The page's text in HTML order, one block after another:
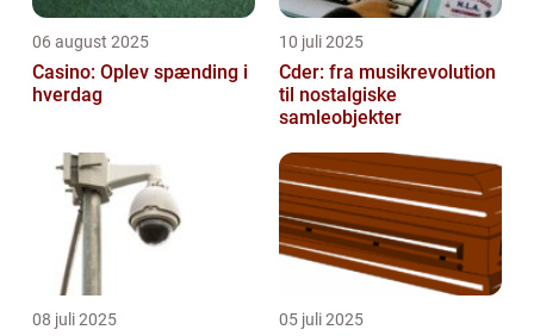
06 august 2025
Casino: Oplev spænding i
hverdag
10 juli 2025
Cder: fra musikrevolution
til nostalgiske
samleobjekter
08 juli 2025 05 juli 2025